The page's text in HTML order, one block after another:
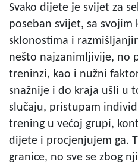
Svako dijete je svijet za
poseban svijet, sa svojim
sklonostima i
nešto najzanimljivije, no
treninzi, kao i nužni
snažnije i do kraja ušli u
slučaju, pristupam
trening u većoj grupi,
dijete i procjenjujem ga.
granice, no sve se zbog